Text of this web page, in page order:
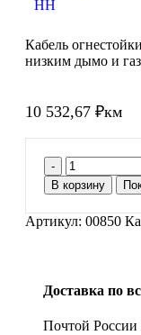
Кабель
низким дымо и
10 532,67 ₽км
В корзину
Артикул: 00850
Доставка по
Почтой